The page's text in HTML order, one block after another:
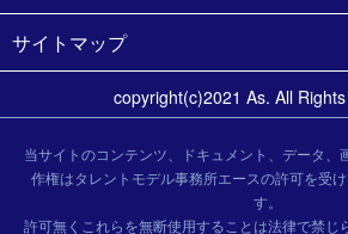
サイトマップ
copyright(c)2021 As. All
当サイトのコンテンツ、ドキュメント、データ、
作権はタレントモデル事務所エースの許可を受
す。
許可無くこれらを無断使用することは法律で禁じ